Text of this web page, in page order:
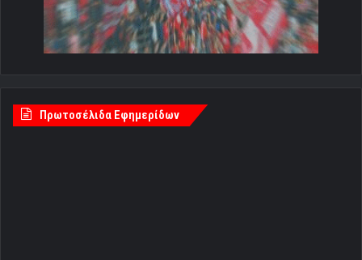
Πρωτοσέλιδα Εφημερίδων